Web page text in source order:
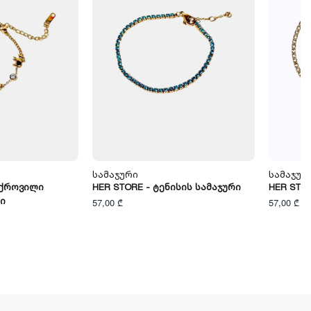
Სამაჯური
HER STORE - Ტენისის Სამაჯური
57,00 ₾
HER
57,00 ₾